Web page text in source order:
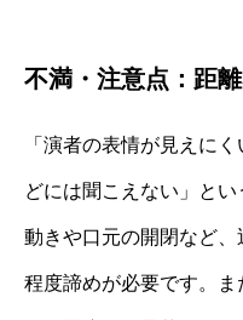
不満・注意点：距
「演者の表情が見えに
どには聞こえない」と
動きや口元の開閉など
程度諦めが必要です。